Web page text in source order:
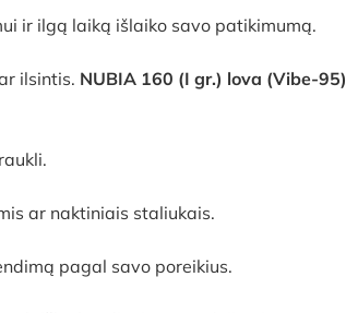
ir ilgą laiką išlaiko savo patikimumą.
ilsintis. NUBIA 160 (I gr.) lova (Vibe-95)
ar naktiniais staliukais.
pagal savo poreikius.